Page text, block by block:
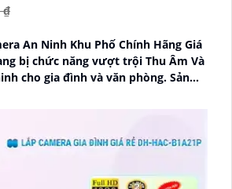
₫
An Ninh Khu Phố Chính Hãng Giá
bị chức năng vượt trội Thu Âm Và
cho gia đình và văn phòng. Sản